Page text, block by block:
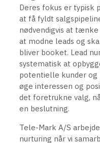
Deres fokus er typisk
at få fyldt
nødvendigvis at
at modne leads og
bliver booket. Lead
systematisk at
potentielle kunder og
øge interessen og
det foretrukne valg,
en beslutning.
Tele-Mark A/S
nurturing når vi